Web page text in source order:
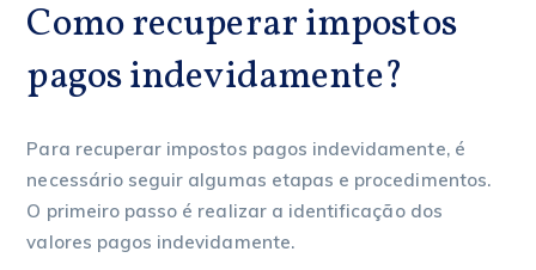
Como recuperar impostos
pagos indevidamente?
Para recuperar impostos pagos indevidamente, é
necessário seguir algumas etapas e procedimentos.
O primeiro passo é realizar a identificação dos
valores pagos indevidamente.